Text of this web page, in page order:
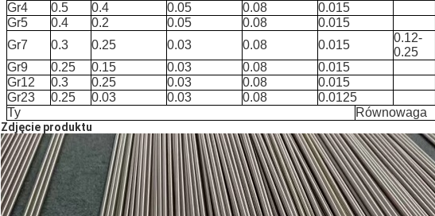
Gr4
0.5 0.4 0.05 0.08
0.015
Gr5
0.4 0.2 0.05 0.08 0.015
Gr7
0.3 0.25 0.03 0.08 0.015
0.12-
0.25
Gr9
0.25 0.15 0.03 0.08 0.015
Gr12
0.3 0.25 0.03 0.08 0.015
Gr23
0.25 0.03 0.03 0.08 0.0125
Ty
Równowaga
Zdjęcie produktu